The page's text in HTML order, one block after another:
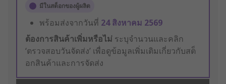
มีในสต็อกของผู้ผลิต
พร้อมส่งจากวันที่ 24 สิงหาคม 2569
ต้องการสินค้าเพิ่มหรือไม่ ระบุจำนวนและคลิก
‘ตรวจสอบวันจัดส่ง’ เพื่อดูข้อมูลเพิ่มเติมเกี่ยวกับสต็
อกสินค้าและการจัดส่ง